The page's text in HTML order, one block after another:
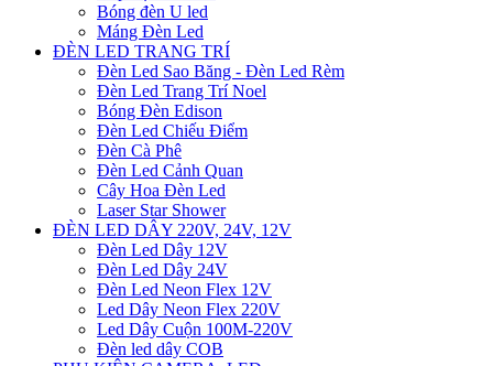
Bóng đèn U led
Máng Đèn Led
ĐÈN LED TRANG TRÍ
Đèn Led Sao Băng - Đèn Led Rèm
Đèn Led Trang Trí Noel
Bóng Đèn Edison
Đèn Led Chiếu Điểm
Đèn Cà Phê
Đèn Led Cảnh Quan
Cây Hoa Đèn Led
Laser Star Shower
ĐÈN LED DÂY 220V, 24V, 12V
Đèn Led Dây 12V
Đèn Led Dây 24V
Đèn Led Neon Flex 12V
Led Dây Neon Flex 220V
Led Dây Cuộn 100M-220V
Đèn led dây COB